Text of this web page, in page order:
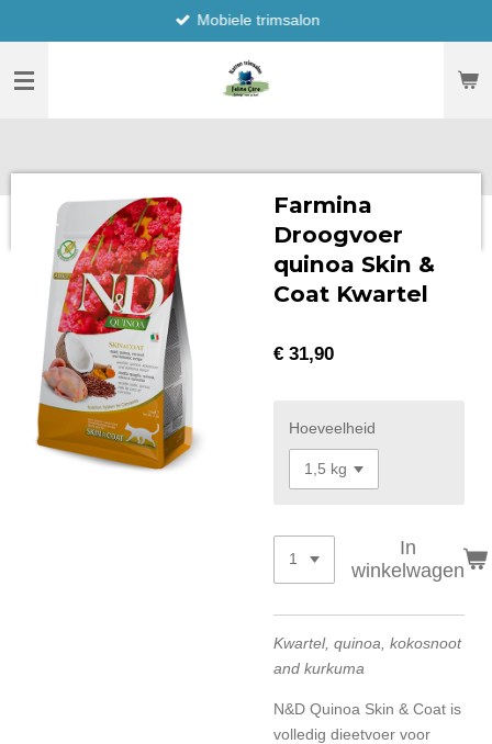
direct
naar
hoofdinhoud
Mobiele trimsalon
Farmina
Droogvoer
quinoa Skin &
Coat Kwartel
€ 31,90
Hoeveelheid
In
winkelwagen
Kwartel, quinoa, kokosnoot
and kurkuma
N&D Quinoa Skin & Coat is
volledig dieetvoer voor